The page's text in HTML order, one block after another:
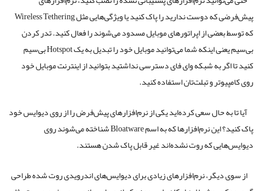
پیش‌فرضی که دوست ندارید را پاک کنید یا ویژگی‌هایی مثل Wireless Tethering
که توسط بعضی از اپراتورهای موبایل مسدود می‌شوند را فعال کنید. تدر کردن
بی‌سیم یعنی اینکه شما می‌توانید موبایل خود را تبدیل به یک Hotspot بی‌سیم
کنید تا اگر به شبکه وای فای دسترسی نداشتید بتوانید از اینترنت موبایل خود
روی کامپیوتر و تبلت‌تان استفاده کنید.
آیا تا به حال سعی کرده‌اید یکی از نرم‌افزارهای پیش‌فرض را از روی دیوایس خود
پاک کنید؟ این نرم‌افزارها که به اسم Bloatware شناخته می‌شوند روی
دیوایس‌هایی که روت نشده‌اند غیر قابل پاک شدن هستند.
از سوی دیگر، نرم‌افزارهای زیادی برای دیوایس‌های اندرویدی روت شده طراحی